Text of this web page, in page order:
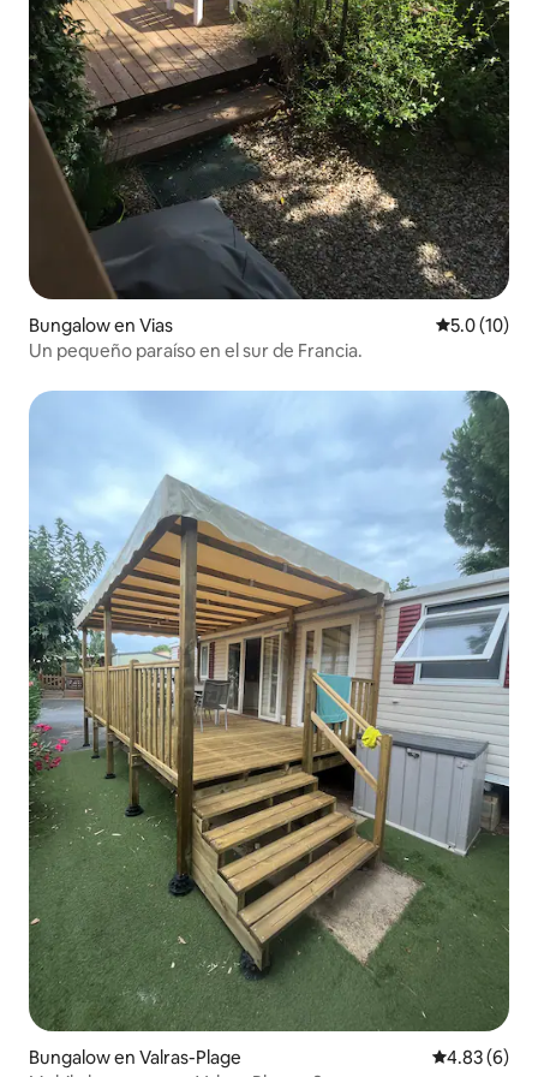
Bungalow en Vias Calificación
5.0 (10)
Un pequeño paraíso en el sur de Francia.
Bungalow en Valras-Plage Calificación
4.83 (6)